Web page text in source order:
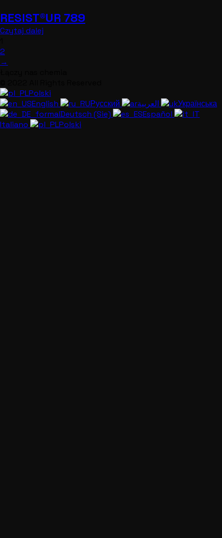
RESIST®UR 789
Czytaj dalej
2
→
Polski
English
Русский
Українська
Deutsch (Sie)
Español
Italiano
Polski